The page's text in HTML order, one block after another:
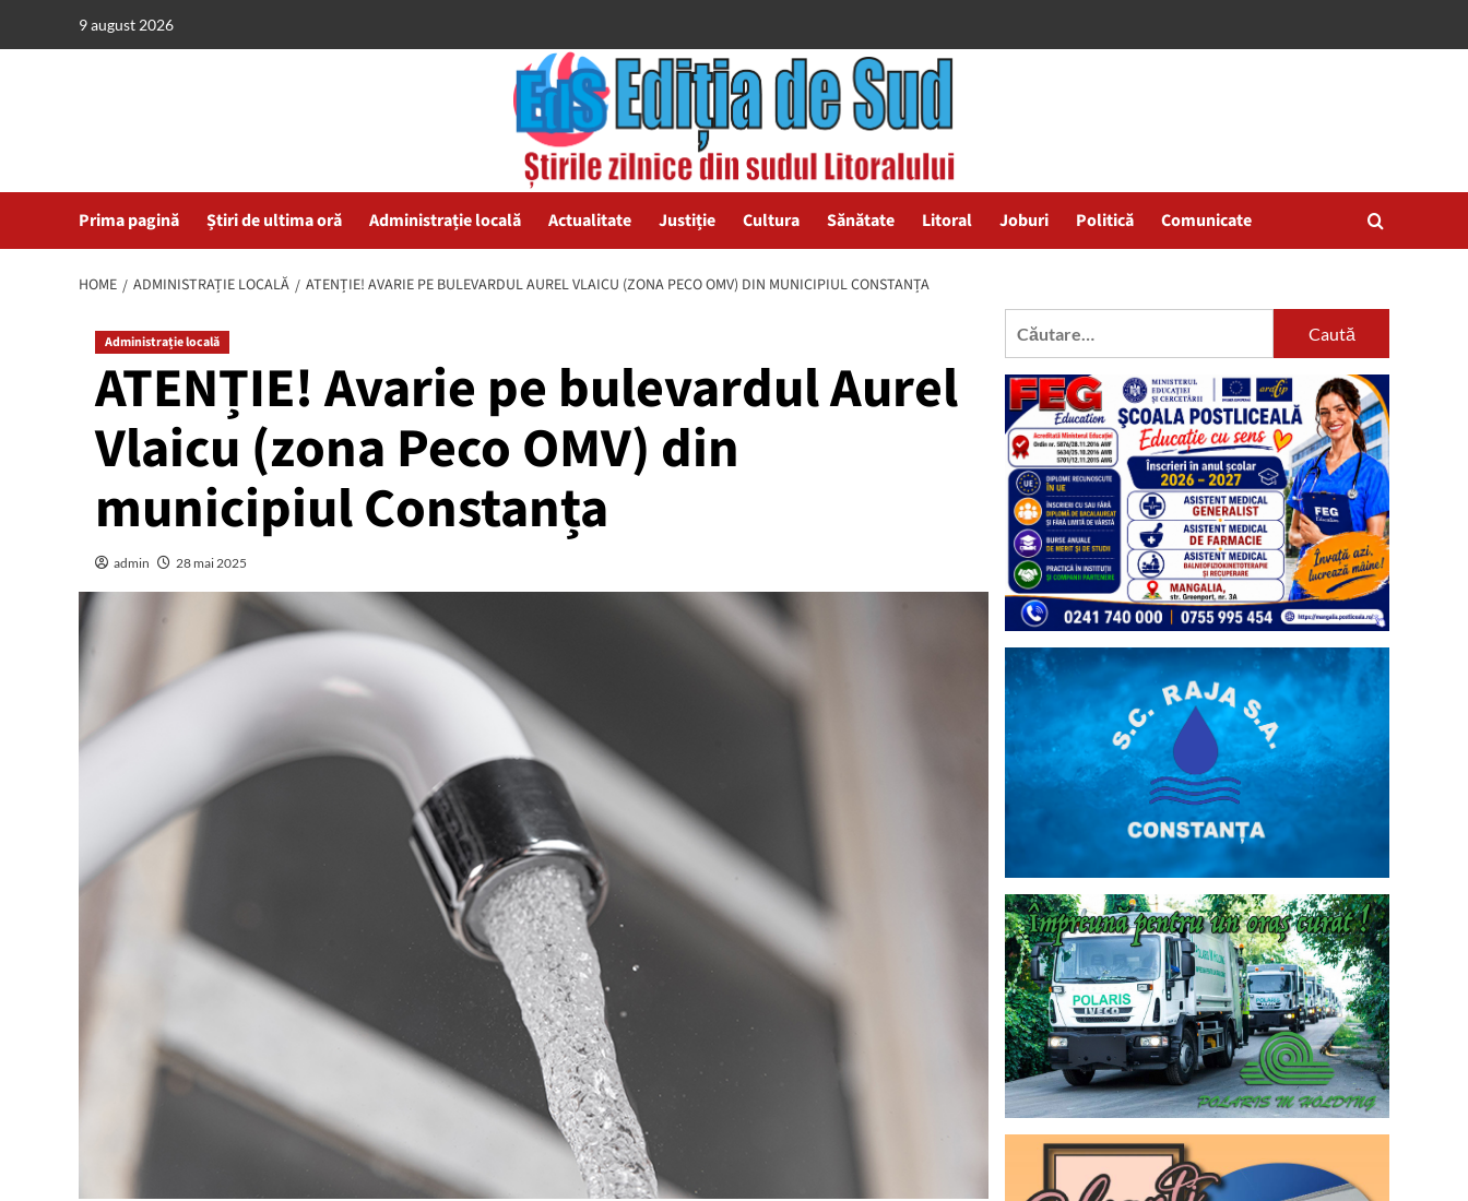
9 august 2026
Prima pagină Știri de ultima oră Administrație locală Actualitate Justiție Cultura Sănătate Litoral Joburi Politică Comunicate
HOME ADMINISTRAȚIE LOCALĂ ATENȚIE! AVARIE PE BULEVARDUL AUREL VLAICU (ZONA PECO OMV) DIN MUNICIPIUL CONSTANȚA
Administrație locală
ATENȚIE! Avarie pe bulevardul Aurel
Vlaicu (zona Peco OMV) din
municipiul Constanța
admin 28 mai 2025
Caută